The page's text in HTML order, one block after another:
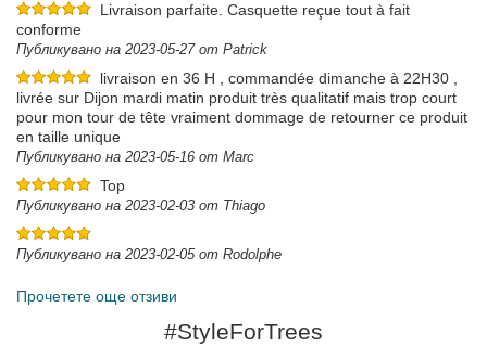
Livraison parfaite. Casquette reçue tout à fait
conforme
Публикувано на 2023-05-27 от Patrick
livraison en 36 H , commandée dimanche à 22H30 ,
livrée sur Dijon mardi matin produit très qualitatif mais trop court
pour mon tour de tête vraiment dommage de retourner ce produit
en taille unique
Публикувано на 2023-05-16 от Marc
Top
Публикувано на 2023-02-03 от Thiago
Публикувано на 2023-02-05 от Rodolphe
Прочетете още отзиви
#StyleForTrees